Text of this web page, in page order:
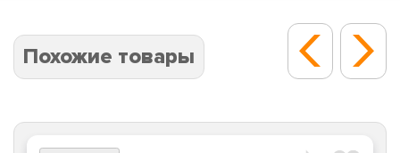
Похожие товары